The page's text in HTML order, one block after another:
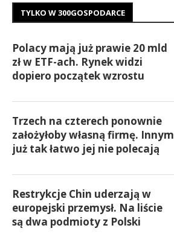
TYLKO W 300GOSPODARCE
Polacy mają już prawie 20 mld
zł w ETF-ach. Rynek widzi
dopiero początek wzrostu
Trzech na czterech ponownie
założyłoby własną firmę. Innym
już tak łatwo jej nie polecają
Restrykcje Chin uderzają w
europejski przemysł. Na liście
są dwa podmioty z Polski